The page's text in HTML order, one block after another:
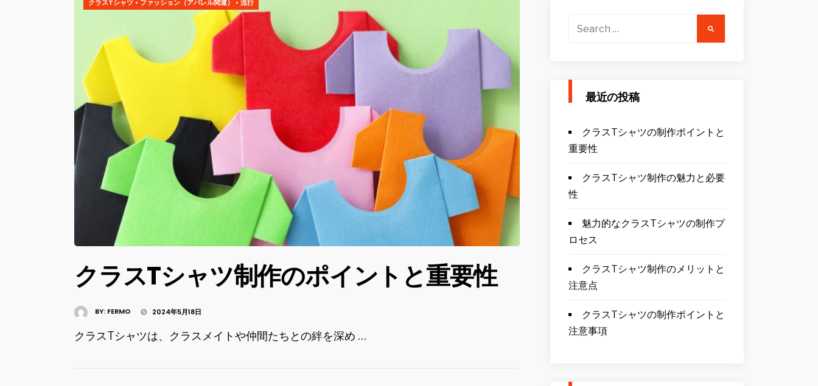
クラスTシャツ • ファッション（アパレル関連） • 流行
クラスTシャツ制作のポイントと重要性
BY: FERMO 2024年5月18日
クラスTシャツは、クラスメイトや仲間たちとの絆を深め …
Search
最近の投稿
クラスTシャツの制作ポイントと
重要性
クラスTシャツ制作の魅力と必要
性
魅力的なクラスTシャツの制作プ
ロセス
クラスTシャツ制作のメリットと
注意点
クラスTシャツの制作ポイントと
注意事項